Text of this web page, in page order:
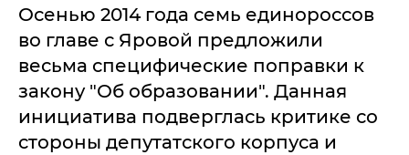
Осенью 2014 года семь единороссов
во главе с Яровой предложили
весьма специфические поправки к
закону "Об образовании". Данная
инициатива подверглась критике со
стороны депутатского корпуса и